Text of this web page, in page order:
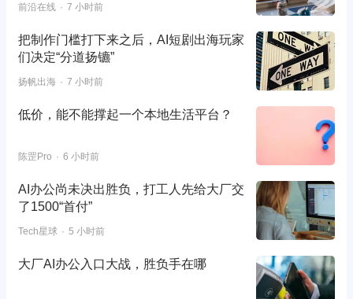
前沿在线 7 小时前
把制作门槛打下来之后，AI短剧出海玩家
们决定“分道扬镳”
扬帆出海 7 小时前
低价，能不能撑起一个本地生活平台？
陈罡Pro 6 小时前
AI办公尚未决出胜负，打工人先给大厂交
了1500“首付”
Tech星球 5 小时前
大厂AI办公入口大战，胜负手在哪